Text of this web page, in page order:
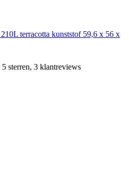
terracotta kunststof 59,6 x 56 x
sterren, 3 klantreviews